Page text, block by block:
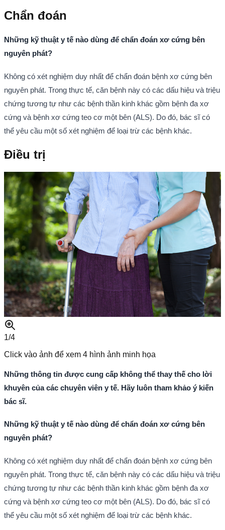
Chẩn đoán
Những kỹ thuật y tế nào dùng để chẩn đoán xơ cứng bên
nguyên phát?
Không có xét nghiệm duy nhất để chẩn đoán bệnh xơ cứng bên
nguyên phát. Trong thực tế, căn bệnh này có các dấu hiệu và triệu
chứng tương tự như các bệnh thần kinh khác gồm bệnh đa xơ
cứng và bệnh xơ cứng teo cơ một bên (ALS). Do đó, bác sĩ có
thể yêu cầu một số xét nghiệm để loại trừ các bệnh khác.
Điều trị
1/4
Click vào ảnh để xem 4 hình ảnh minh họa
Những thông tin được cung cấp không thể thay thế cho lời
khuyên của các chuyên viên y tế. Hãy luôn tham khảo ý kiến
bác sĩ.
Những kỹ thuật y tế nào dùng để chẩn đoán xơ cứng bên
nguyên phát?
Không có xét nghiệm duy nhất để chẩn đoán bệnh xơ cứng bên
nguyên phát. Trong thực tế, căn bệnh này có các dấu hiệu và triệu
chứng tương tự như các bệnh thần kinh khác gồm bệnh đa xơ
cứng và bệnh xơ cứng teo cơ một bên (ALS). Do đó, bác sĩ có
thể yêu cầu một số xét nghiệm để loại trừ các bệnh khác.